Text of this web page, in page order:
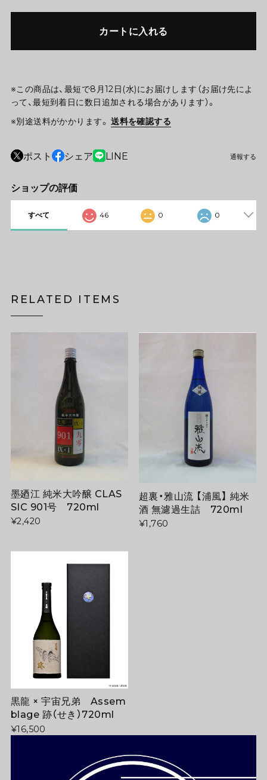
カートに入れる
※この商品は、最短で8月12日(水)にお届けします（お届け先によ
って、最短到着日に数日追加される場合があります）。
※別途送料がかかります。 送料を確認する
ポスト シェア LINE 通報する
ショップの評価
すべて 46 0 0
RELATED ITEMS
墨廼江 純米大吟醸 CLAS
SIC 901号 720ml
¥2,420
超裏・雅山流 【浦風】 純米
酒 無濾過生詰 720ml
¥1,760
黒龍 × 宇宙兄弟 Assem
blage 跡（せき）720ml
¥16,500